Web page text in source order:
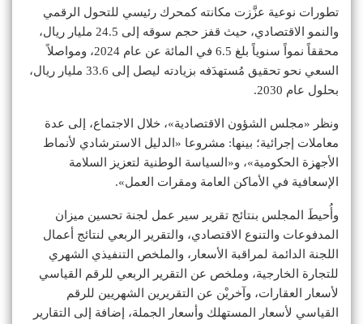
تطورات نوعية عزَّزت مكانته كمحرك رئيسي للتحول الرقمي
والنمو الاقتصادي، حيث قفز حجم سوقه إلى 24.5 مليار ريال،
محققاً نمواً سنوياً بلغ 6.5 في المائة عن عام 2024، ومواصلاً
السعي نحو تحقيق مُستهدَفه بزيادته ليصل إلى 33.6 مليار ريال،
بحلول عام 2030.
ونظر «مجلس الشؤون الاقتصادية»، خلال الاجتماع، إلى عدة
معاملات إجرائية؛ بينها: مشروعا «الدليل الاسترشادي لأنماط
الأجهزة الحكومية»، و«السياسة الوطنية لتعزيز السلامة
الإسعافية في الأماكن العامة ومقرات العمل».
وأُحيطَ المجلس بنتائج تقرير سير عمل لجنة تحسين ميزان
المدفوعات والتنوع الاقتصادي، والتقرير الربعي لنتائج أعمال
اللجنة الدائمة لمراقبة الأسعار، والملخص التنفيذي الشهري
للتجارة الخارجية، وملخص عن التقرير الربعي للرقم القياسي
لأسعار العقارات، وآخريْن عن التقريرين الشهريين للرقم
القياسي لأسعار المستهلك وأسعار الجملة، إضافة إلى التقارير